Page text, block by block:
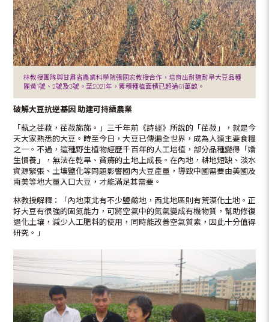
林教授團隊與甘肅省農業科學院張國宏教授合作，培育出耐鹽耐旱大豆品種
隴黃1號、2號及3號。至2021年，累積種植面積已超過61萬畝。
破解大豆抗逆基因助建可持續農業
「蓺之荏菽，荏菽旆旆。」三千年前《詩經》所說的「荏菽」，就是今
天大家熟悉的大豆。時至今日，大豆已傳遍全世界，成為人類主要食糧
之一。不過，這種野生植物經歷千百年的人工培植，部分品種變得「嬌
生慣養」，無法在乾旱、貧瘠的土地上成長。在內地，耕地短缺、淡水
資源緊張、土壤鹽化等問題影響國內大豆產量，導致中國需要由美國及
南美等地大量入口大豆，才能滿足其需要。
林教授解釋：「內地東北有不少鹽鹼地，西北地區則有荒漠化土地。正
好大豆有很強的固氮能力，可將空氣中的氮氣變成有機物質，幫助修復
退化土壤，減少人工肥料的使用，同時能改善空氣質素，因此十分值得
研究。」